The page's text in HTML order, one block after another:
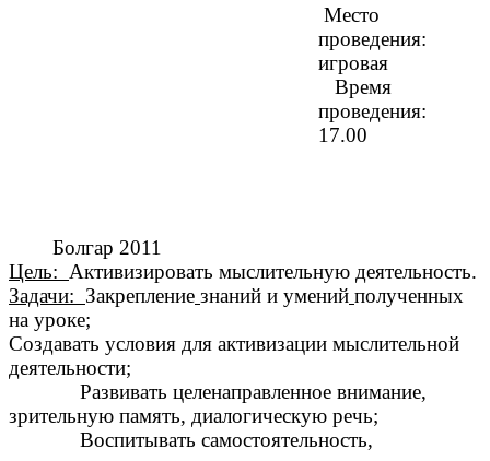
Место
проведения:
игровая
Время
проведения:
17.00
Болгар 2011
Цель: Активизировать мыслительную деятельность.
Задачи: Закрепление знаний и умений полученных
на уроке;
Создавать условия для активизации мыслительной
деятельности;
Развивать целенаправленное внимание,
зрительную память, диалогическую речь;
Воспитывать самостоятельность,